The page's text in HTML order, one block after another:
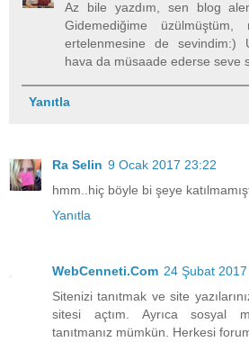
Az bile yazdım, sen blog
Gidemediğime
ertelenmesine de sevindim:)
hava da müsaade ederse seve
Yanıtla
Ra Selin 9 Ocak 2017 23:22
hmm..hiç böyle bi şeye
Yanıtla
WebCenneti.Com 24 Şubat
Sitenizi tanıtmak ve site
sitesi açtım. Ayrıca sosyal
tanıtmanız mümkün. Herkesi